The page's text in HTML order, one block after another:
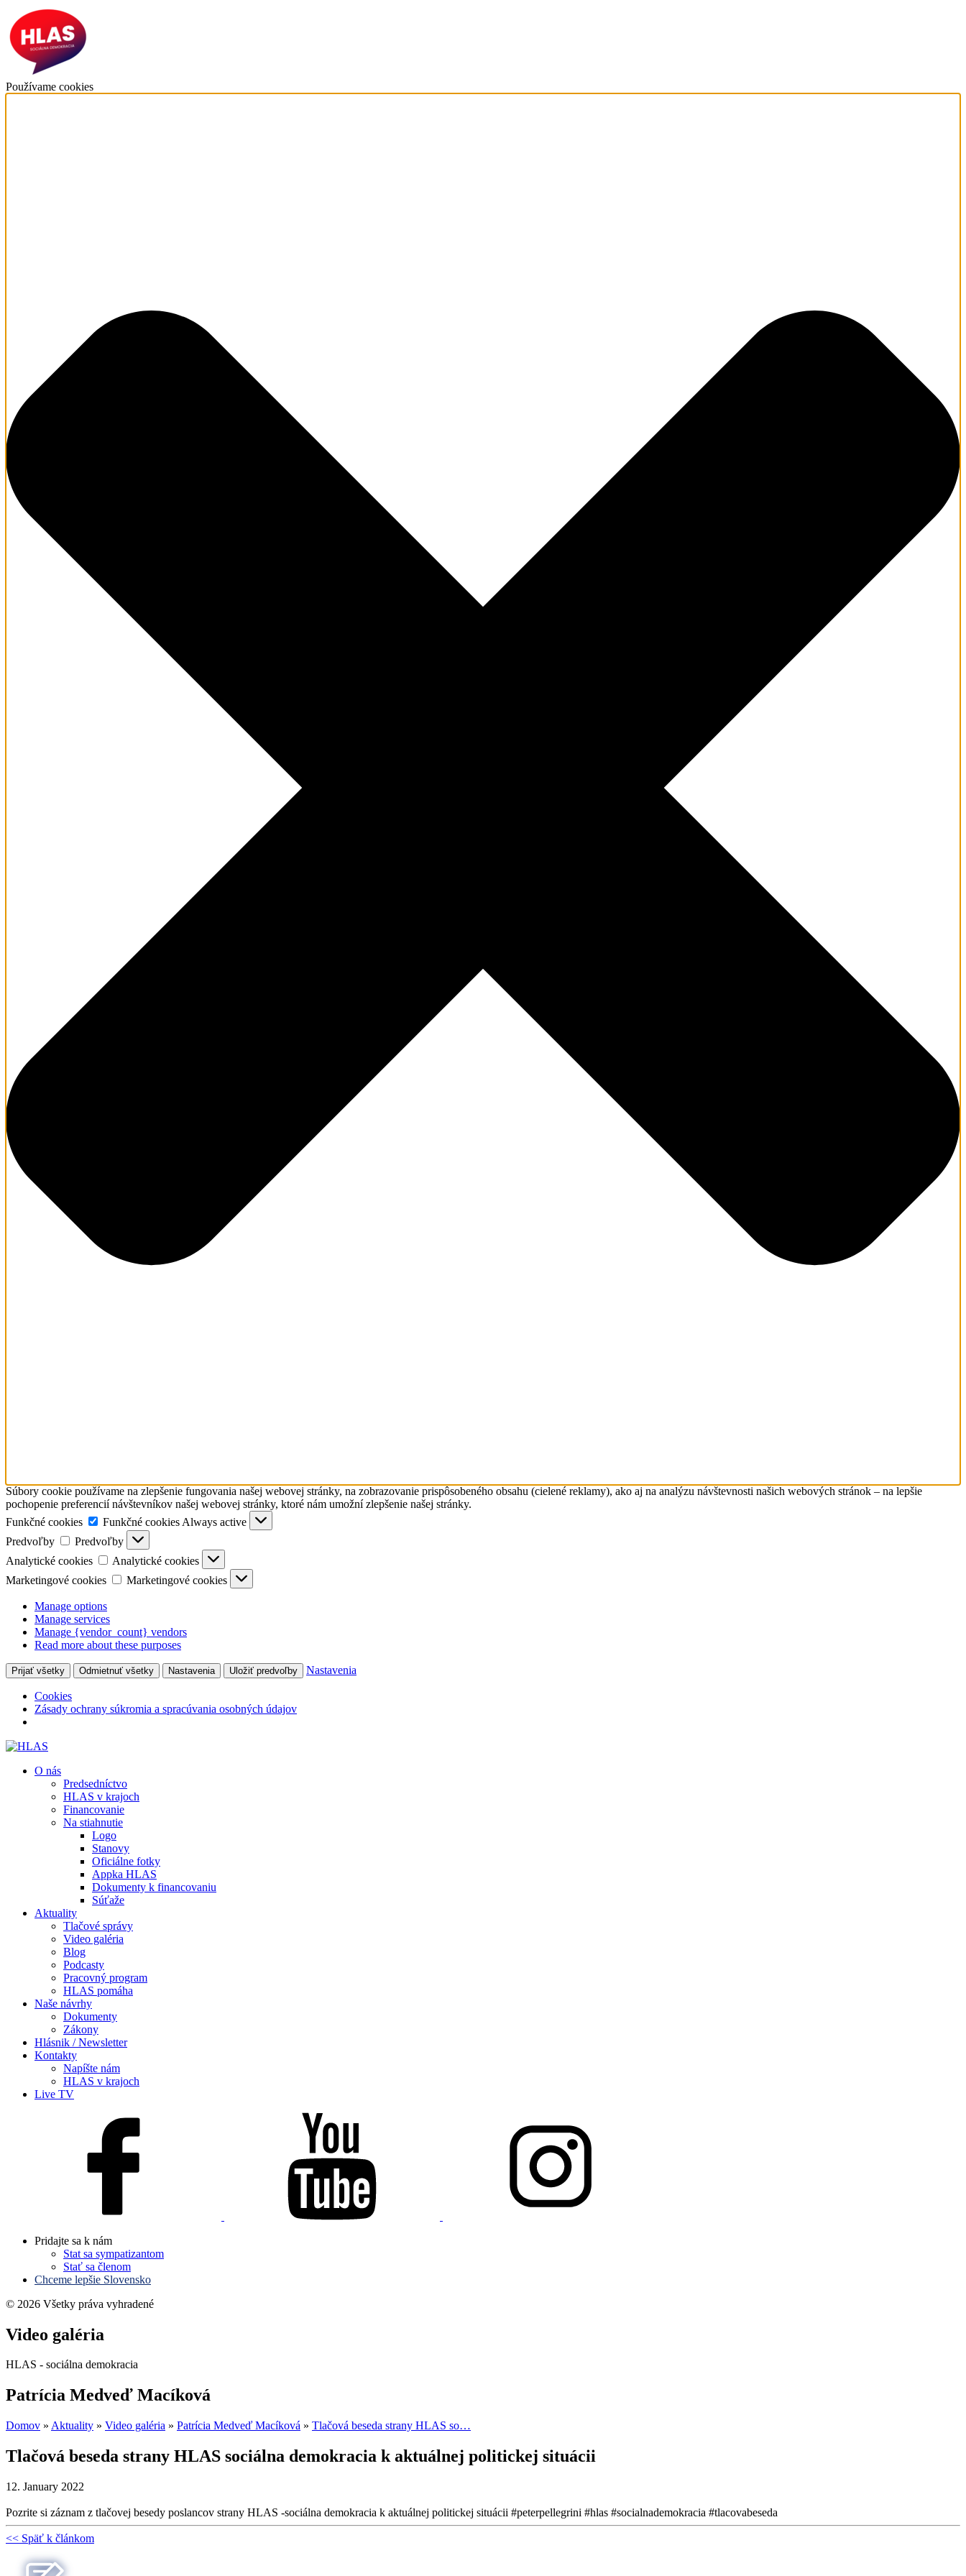
Používame cookies
Súbory cookie používame na zlepšenie fungovania našej webovej stránky, na zobrazovanie prispôsobeného obsahu (cielené reklamy), ako aj na analýzu návštevnosti našich webových stránok – na lepšie
pochopenie preferencií návštevníkov našej webovej stránky, ktoré nám umožní zlepšenie našej stránky.
Funkčné cookies
Funkčné cookies Always active
Predvoľby
Predvoľby
Analytické cookies
Analytické cookies
Marketingové cookies
Marketingové cookies
Manage options
Manage services
Manage {vendor_count} vendors
Read more about these purposes
Prijať všetky Odmietnuť všetky Nastavenia Uložiť predvoľby Nastavenia
Cookies
Zásady ochrany súkromia a spracúvania osobných údajov
O nás
Predsedníctvo
HLAS v krajoch
Financovanie
Na stiahnutie
Logo
Stanovy
Oficiálne fotky
Appka HLAS
Dokumenty k financovaniu
Súťaže
Aktuality
Tlačové správy
Video galéria
Blog
Podcasty
Pracovný program
HLAS pomáha
Naše návrhy
Dokumenty
Zákony
Hlásnik / Newsletter
Kontakty
Napíšte nám
HLAS v krajoch
Live TV
Pridajte sa k nám
Stat sa sympatizantom
Stať sa členom
Chceme lepšie Slovensko
© 2026 Všetky práva vyhradené
Video galéria
HLAS - sociálna demokracia
Patrícia Medveď Macíková
Domov » Aktuality » Video galéria » Patrícia Medveď Macíková » Tlačová beseda strany HLAS so…
Tlačová beseda strany HLAS sociálna demokracia k aktuálnej politickej situácii
12. January 2022
Pozrite si záznam z tlačovej besedy poslancov strany HLAS -sociálna demokracia k aktuálnej politickej situácii #peterpellegrini #hlas #socialnademokracia #tlacovabeseda
<< Späť k článkom